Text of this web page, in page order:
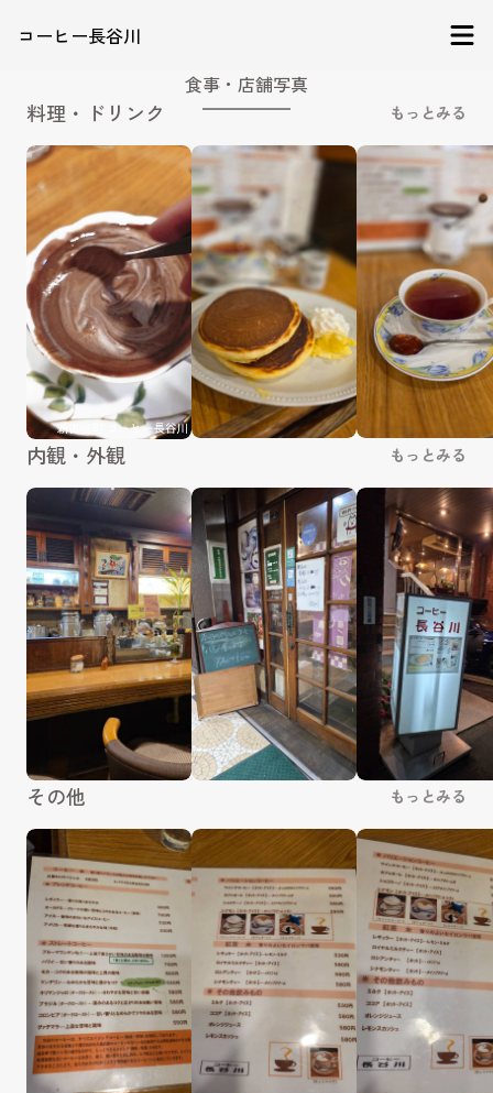
コーヒー長谷川
食事・店舗写真
料理・ドリンク もっとみる
内観・外観 もっとみる
その他 もっとみる